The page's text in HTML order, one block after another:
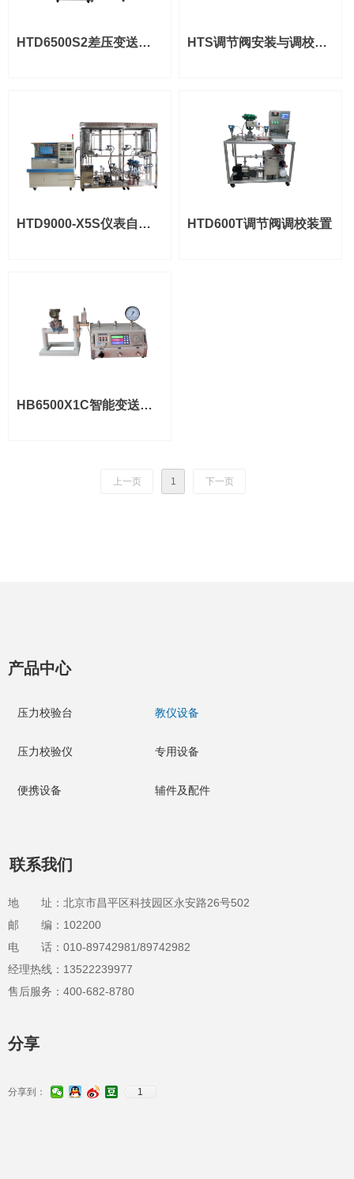
HTD6500S2差压变送器
HTS调节阀安装与调校实
HTD9000-X5S仪表自动
HTD600T调节阀调校装置
HB6500X1C智能变送器
上一页 1 下一页
分享
分享到： 1
产品中心
压力校验台
压力校验仪
便携设备
教仪设备
专用设备
辅件及配件
地 址：北京市昌平区科技园区永安路26号502
邮 编：102200
电 话：010-89742981/89742982
经理热线：13522239977
售后服务：400-682-8780
联系我们